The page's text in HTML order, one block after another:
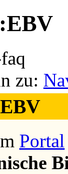
zu:
Portal